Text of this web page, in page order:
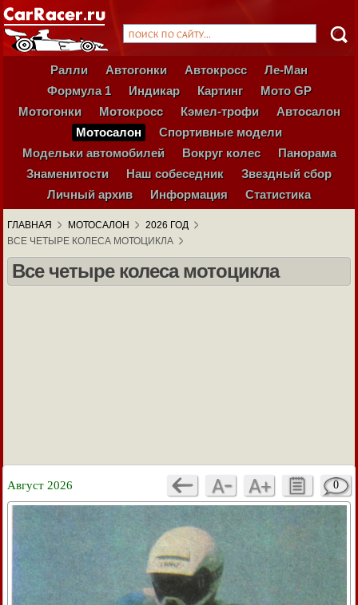
Ралли Автогонки Автокросс
Ле-Ман
Формула 1
Индикар Картинг
Мото GP
Мотогонки
Мотокросс Кэмел-трофи
Автосалон
Мотосалон
Спортивные модели
Модельки автомобилей
Вокруг колес
Панорама
Знаменитости
Наш собеседник
Звездный сбор
Личный архив
Информация Статистика
ГЛАВНАЯ МОТОСАЛОН
2026 ГОД
ВСЕ ЧЕТЫРЕ КОЛЕСА МОТОЦИКЛА
Все четыре колеса мотоцикла
Август 2026 0